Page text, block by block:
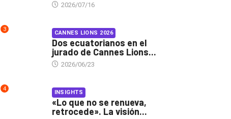
2026/07/16
3 CANNES LIONS 2026
Dos ecuatorianos en el
jurado de Cannes Lions...
2026/06/23
4 INSIGHTS
«Lo que no se renueva,
retrocede». La visión...